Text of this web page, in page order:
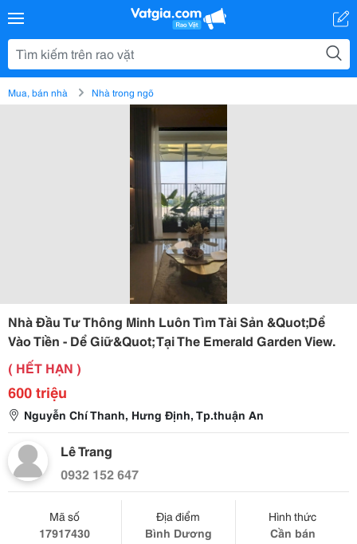
Mua, bán nhà Nhà trong ngõ
Nhà Đầu Tư Thông Minh Luôn Tìm Tài Sản &Quot;Dể
Vào Tiền - Dể Giữ&Quot; Tại The Emerald Garden View.
( HẾT HẠN )
600 triệu
Nguyễn Chí Thanh, Hưng Định, Tp.thuận An
Lê Trang
0932 152 647
Mã số
17917430
Địa điểm
Bình Dương
Hình thức
Cần bán